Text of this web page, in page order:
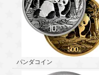
パンダコイン